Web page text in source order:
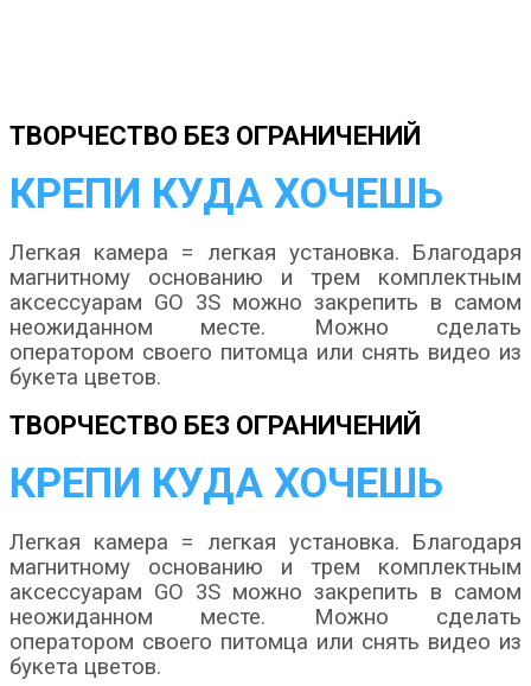
ТВОРЧЕСТВО БЕЗ ОГРАНИЧЕНИЙ
КРЕПИ КУДА ХОЧЕШЬ
Легкая камера = легкая установка. Благодаря
магнитному основанию и трем комплектным
аксессуарам GO 3S можно закрепить в самом
неожиданном месте. Можно сделать
оператором своего питомца или снять видео из
букета цветов.
ТВОРЧЕСТВО БЕЗ ОГРАНИЧЕНИЙ
КРЕПИ КУДА ХОЧЕШЬ
Легкая камера = легкая установка. Благодаря
магнитному основанию и трем комплектным
аксессуарам GO 3S можно закрепить в самом
неожиданном месте. Можно сделать
оператором своего питомца или снять видео из
букета цветов.